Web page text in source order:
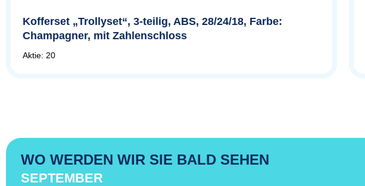
Kofferset „Trollyset“, 3-teilig, ABS, 28/24/18, Farbe:
Champagner, mit Zahlenschloss
Aktie: 20
WO WERDEN WIR SIE BALD SEHEN
SEPTEMBER